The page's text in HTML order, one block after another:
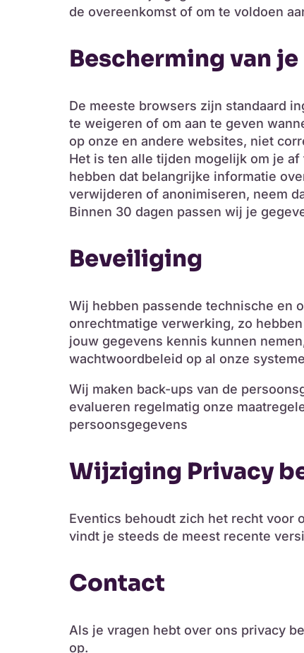
de overeenkomst of om te voldoen
Bescherming van
De meeste browsers zijn standaard
te weigeren of om aan te geven
op onze en andere websites, niet
Het is ten alle tijden mogelijk om je
hebben dat belangrijke informatie
verwijderen of anonimiseren, neem
Binnen 30 dagen passen wij je
Beveiliging
Wij hebben passende technische en
onrechtmatige verwerking, zo
jouw gegevens kennis kunnen
wachtwoordbeleid op al onze
Wij maken back-ups van de
evalueren regelmatig onze
persoonsgegevens
Wijziging Privacy
Eventics behoudt zich het recht voor
vindt je steeds de meest recente
Contact
Als je vragen hebt over ons privacy
op.